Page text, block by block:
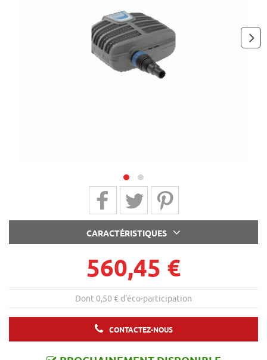
Partager sur Facebook
Partager sur Twitter
Partager sur Pinterest
CARACTÉRISTIQUES
560,45 €
Dont 0,50 € d'éco-participation
CONTACTEZ-NOUS